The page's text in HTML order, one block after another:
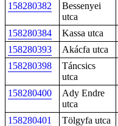
158280382
Bessenyei
utca
158280384 Kassa utca
158280393
Akácfa utca
158280398
Táncsics
utca
158280400
Ady Endre
utca
158280401 Tölgyfa utca